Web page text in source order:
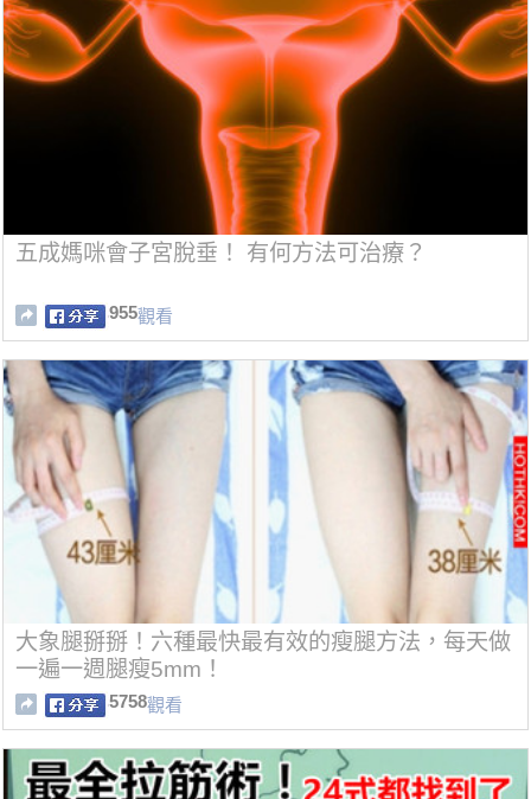
五成媽咪會子宮脫垂！ 有何方法可治療？
955觀看
大象腿掰掰！六種最快最有效的瘦腿方法，每天做
一遍一週腿瘦5mm！
5758觀看